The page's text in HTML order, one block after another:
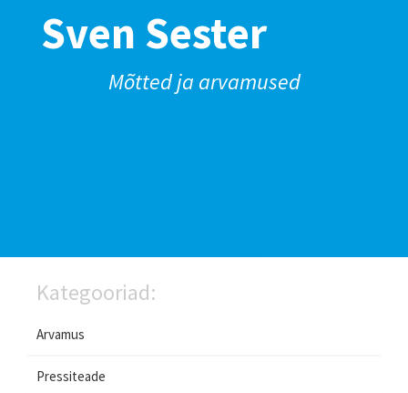
Sven Sester
Mõtted ja arvamused
Kategooriad:
Arvamus
Pressiteade